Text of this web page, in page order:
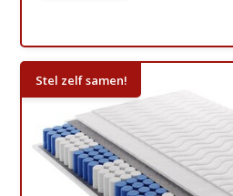
Stel zelf samen!